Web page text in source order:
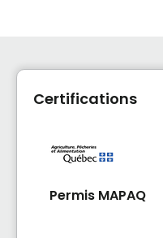
Certifications
Permis MAPAQ